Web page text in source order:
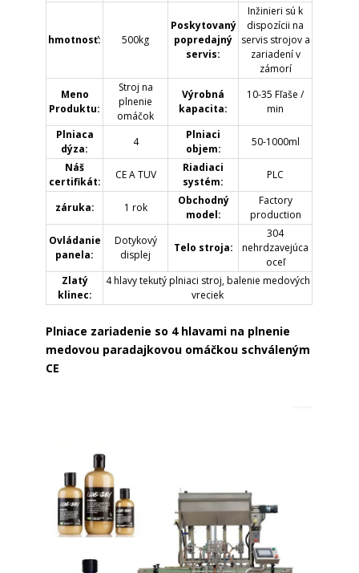
hmotnosť: 500kg
Poskytovaný
popredajný
servis:
Inžinieri sú k
dispozícii na
servis strojov a
zariadení v
zámorí
Meno
Produktu:
Stroj na
plnenie
omáčok
Výrobná
kapacita:
10-35 Fľaše /
min
Plniaca
dýza:
4
Plniaci
objem:
50-1000ml
Náš
certifikát:
CE A TUV
Riadiaci
systém:
PLC
záruka: 1 rok
Obchodný
model:
Factory
production
Ovládanie
panela:
Dotykový
displej
Telo stroja:
304
nehrdzavejúca
oceľ
Zlatý
klinec:
4 hlavy tekutý plniaci stroj, balenie medových
vreciek
Plniace zariadenie so 4 hlavami na plnenie
medovou paradajkovou omáčkou schváleným
CE